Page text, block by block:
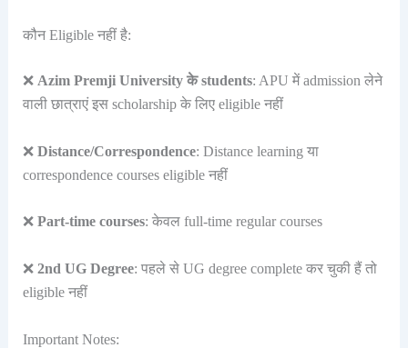
कौन Eligible नहीं है:
❌ Azim Premji University के students: APU में admission लेने
वाली छात्राएं इस scholarship के लिए eligible नहीं
❌ Distance/Correspondence: Distance learning या
correspondence courses eligible नहीं
❌ Part-time courses: केवल full-time regular courses
❌ 2nd UG Degree: पहले से UG degree complete कर चुकी हैं तो
eligible नहीं
Important Notes: